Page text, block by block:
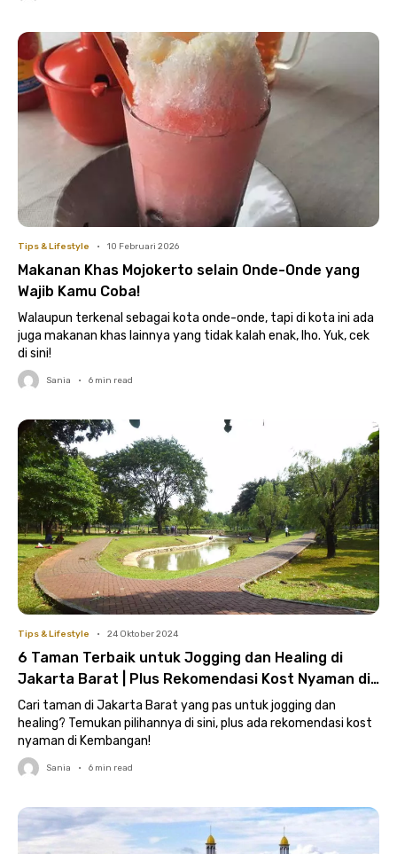
Tips & Lifestyle • 10 Februari 2026
Makanan Khas Mojokerto selain Onde-Onde yang
Wajib Kamu Coba!
Walaupun terkenal sebagai kota onde-onde, tapi di kota ini ada
juga makanan khas lainnya yang tidak kalah enak, lho. Yuk, cek
di sini!
Sania • 6 min read
Tips & Lifestyle • 24 Oktober 2024
6 Taman Terbaik untuk Jogging dan Healing di
Jakarta Barat | Plus Rekomendasi Kost Nyaman di
Kembangan
Cari taman di Jakarta Barat yang pas untuk jogging dan
healing? Temukan pilihannya di sini, plus ada rekomendasi kost
nyaman di Kembangan!
Sania • 6 min read